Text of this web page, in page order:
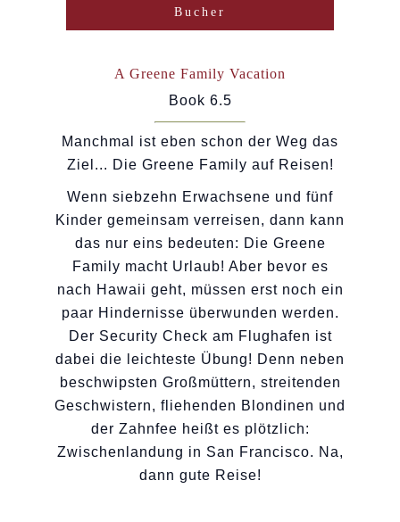
Bucher
A Greene Family Vacation
Book 6.5
Manchmal ist eben schon der Weg das
Ziel... Die Greene Family auf Reisen!
Wenn siebzehn Erwachsene und fünf
Kinder gemeinsam verreisen, dann kann
das nur eins bedeuten: Die Greene
Family macht Urlaub! Aber bevor es
nach Hawaii geht, müssen erst noch ein
paar Hindernisse überwunden werden.
Der Security Check am Flughafen ist
dabei die leichteste Übung! Denn neben
beschwipsten Großmüttern, streitenden
Geschwistern, fliehenden Blondinen und
der Zahnfee heißt es plötzlich:
Zwischenlandung in San Francisco. Na,
dann gute Reise!